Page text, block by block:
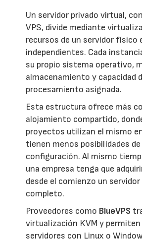
Un servidor privado virtual,
VPS, divide mediante
recursos de un servidor físico
independientes. Cada
su propio sistema operativo,
almacenamiento y capacidad
procesamiento asignada.
Esta estructura ofrece más
alojamiento compartido,
proyectos utilizan el mismo
tienen menos posibilidades de
configuración. Al mismo
una empresa tenga que
desde el comienzo un
completo.
Proveedores como BlueVPS
virtualización KVM y permiten
servidores con Linux o